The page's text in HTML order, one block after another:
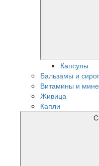
Капсулы
Бальзамы и
Витамины и
Живица
Капли